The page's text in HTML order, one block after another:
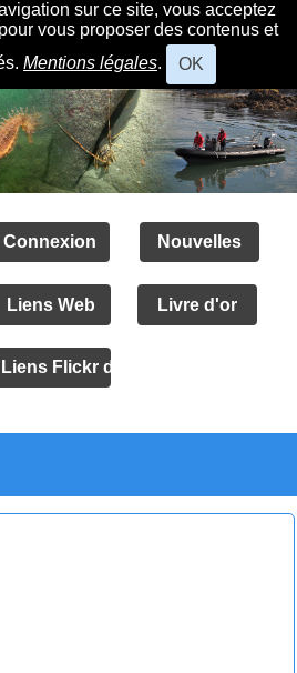
sur ce site, vous acceptez
vous proposer des contenus et
Mentions légales. OK
Connexion Nouvelles
Liens Web Livre d'or
Liens Flickr des amis